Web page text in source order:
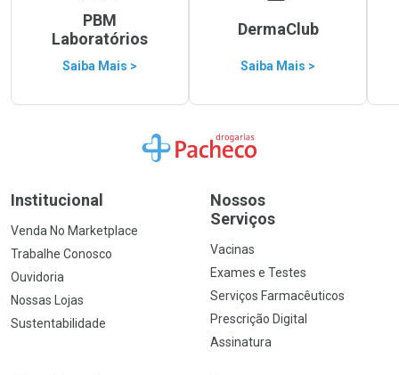
PBM
Laboratórios
Saiba Mais >
DermaClub
Saiba Mais >
Ir para a Home
Institucional
Venda No Marketplace
Trabalhe Conosco
Ouvidoria
Nossas Lojas
Sustentabilidade
Nossos
Serviços
Vacinas
Exames e Testes
Serviços Farmacêuticos
Prescrição Digital
Assinatura